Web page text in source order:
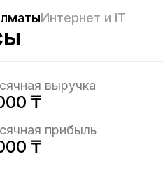
Интернет и IT
выручка
₸
прибыль
₸